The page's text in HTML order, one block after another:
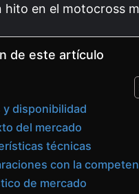
hito en el motocross
de este artículo
y disponibilidad
del mercado
técnicas
con la
de mercado